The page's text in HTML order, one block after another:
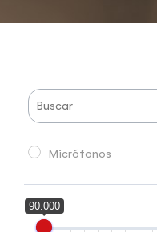
Micrófonos
90.000